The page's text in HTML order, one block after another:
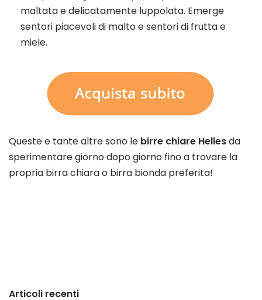
maltata e delicatamente luppolata. Emerge
sentori piacevoli di malto e sentori di frutta e
miele.
Queste e tante altre sono le birre chiare Hellesda
sperimentare giorno dopo giorno fino a trovare la
propria birra chiara o birra bionda preferita!
Articoli recenti